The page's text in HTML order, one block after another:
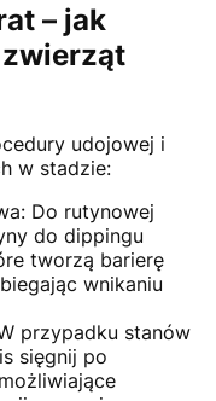
– jak
udojowej i
w stadzie:
Do rutynowej
do dippingu
tworzą barierę
wnikaniu
przypadku stanów
sięgnij po